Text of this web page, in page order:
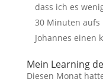
dass ich es
30 Minuten aufs
Johannes einen
Mein Learning
Diesen Monat